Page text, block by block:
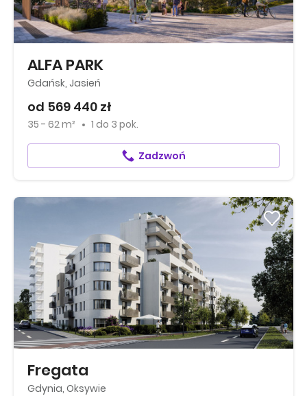
ALFA PARK
Gdańsk, Jasień
od 569 440 zł
35 - 62 m² 1 do 3 pok.
Zadzwoń
Fregata
Gdynia, Oksywie